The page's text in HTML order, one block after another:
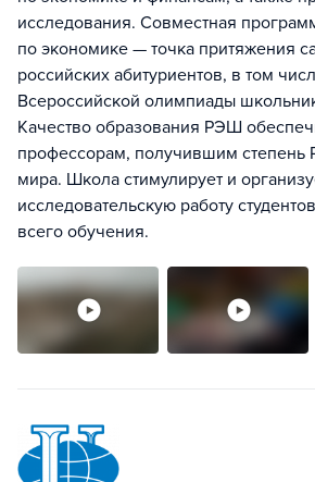
исследования. Совместная
по экономике — точка притяжения
российских абитуриентов, в том
Всероссийской олимпиады
Качество образования РЭШ
профессорам, получившим степень
мира. Школа стимулирует и
исследовательскую работу
всего обучения.